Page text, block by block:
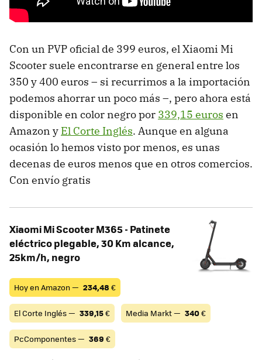
Con un PVP oficial de 399 euros, el Xiaomi Mi
Scooter suele encontrarse en general entre los
350 y 400 euros – si recurrimos a la importación
podemos ahorrar un poco más –, pero ahora está
disponible en color negro por 339,15 euros en
Amazon y El Corte Inglés. Aunque en alguna
ocasión lo hemos visto por menos, es unas
decenas de euros menos que en otros comercios.
Con envío gratis
Xiaomi Mi Scooter M365 - Patinete
eléctrico plegable, 30 Km alcance,
25km/h, negro
Hoy en Amazon — 234,48 €
El Corte Inglés — 339,15€ Media Markt — 340€
PcComponentes — 369 €